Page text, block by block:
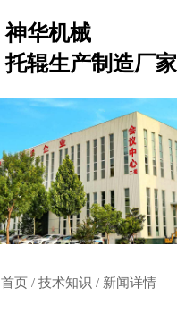
神华机械
托辊生产制造厂家
首页 / 技术知识 / 新闻详情